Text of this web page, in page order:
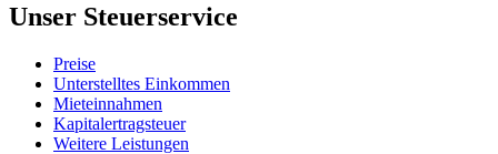
Unser Steuerservice
Preise
Unterstelltes Einkommen
Mieteinnahmen
Kapitalertragsteuer
Weitere Leistungen